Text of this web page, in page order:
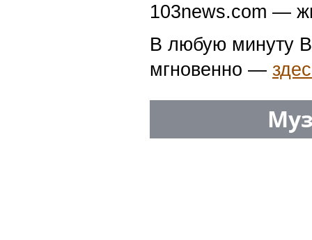
103news.com —
В любую минуту
мгновенно —